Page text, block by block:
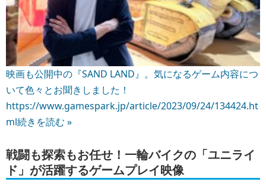
映画も公開中の『SAND LAND』。気になるゲーム内容につ
いて色々とお聞きしました！
https://www.gamespark.jp/article/2023/09/24/134424.ht
ml続きを読む »
戦闘も探索もお任せ！一輪バイクの「ユニライ
ド」が活躍するゲームプレイ映像